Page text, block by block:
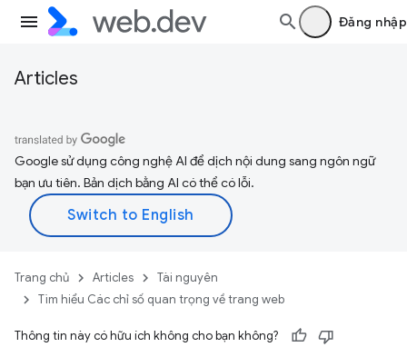
Đăng nhập
Articles
Google sử dụng công nghệ AI để dịch nội dung sang ngôn ngữ
bạn ưu tiên. Bản dịch bằng AI có thể có lỗi.
Trang chủ Articles
Tài nguyên
Tìm hiểu Các chỉ số quan trọng về trang web
Thông tin này có hữu ích không cho bạn không?